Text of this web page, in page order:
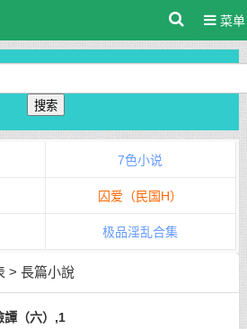
菜单
搜索
7色小说
囚爱（民国H）
极品淫乱合集
> 長篇小說
譚（六）,1